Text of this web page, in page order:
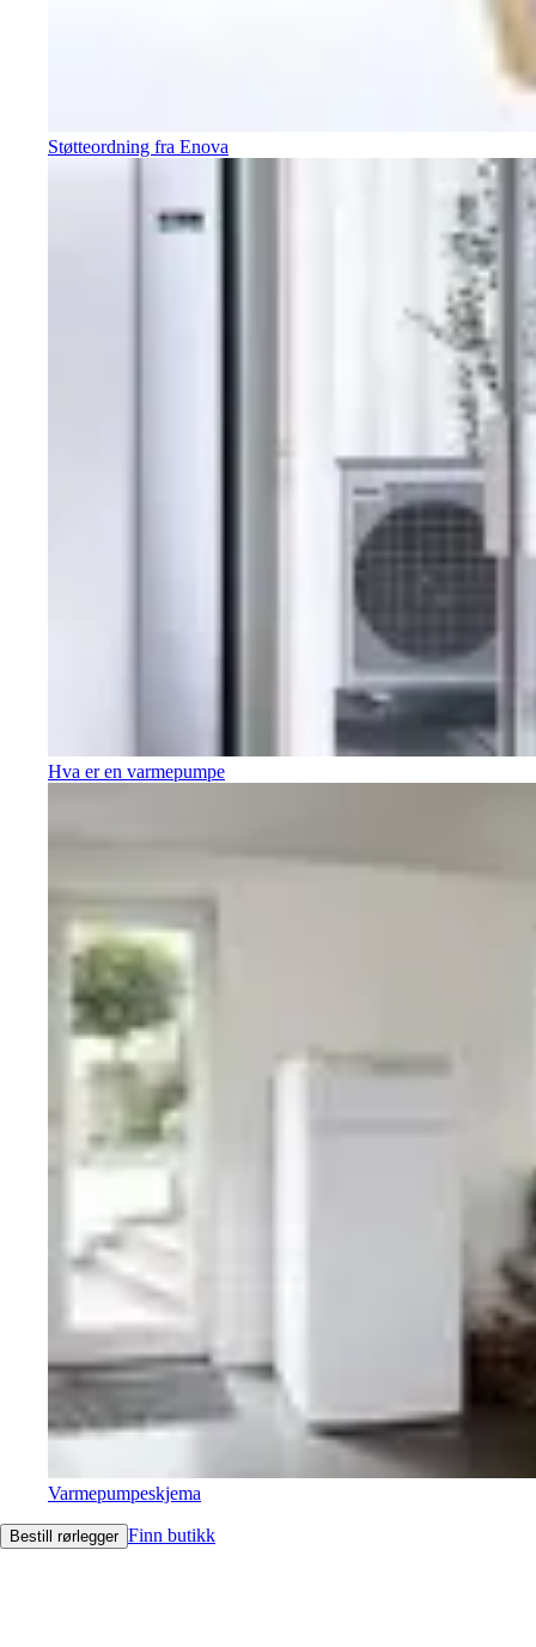
Støtteordning fra Enova
Hva er en varmepumpe
Varmepumpeskjema
Bestill rørlegger Finn butikk